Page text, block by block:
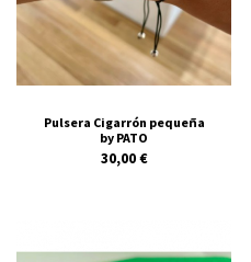
Pulsera Cigarrón pequeña
by PATO
30,00 €